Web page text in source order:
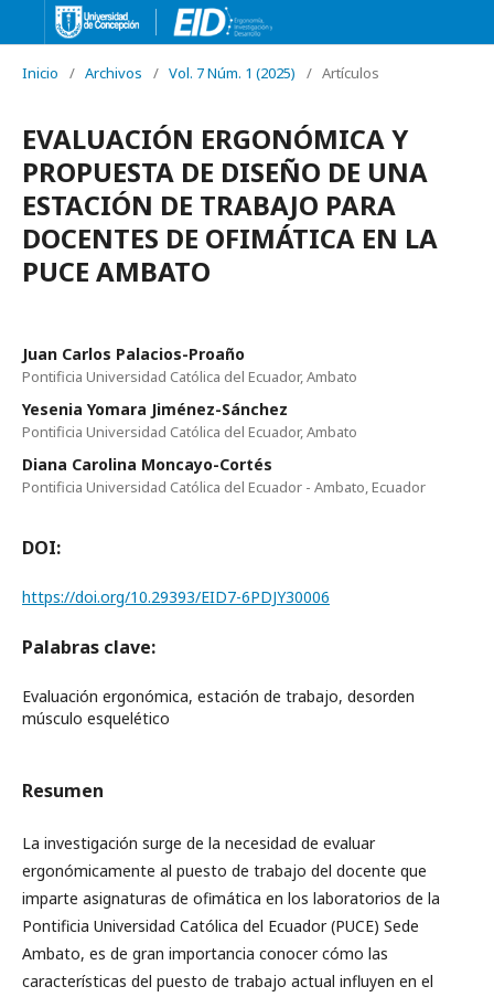
Inicio / Archivos / Vol. 7 Núm. 1 (2025) / Artículos
EVALUACIÓN ERGONÓMICA Y
PROPUESTA DE DISEÑO DE UNA
ESTACIÓN DE TRABAJO PARA
DOCENTES DE OFIMÁTICA EN LA
PUCE AMBATO
Juan Carlos Palacios-Proaño
Pontificia Universidad Católica del Ecuador, Ambato
Yesenia Yomara Jiménez-Sánchez
Pontificia Universidad Católica del Ecuador, Ambato
Diana Carolina Moncayo-Cortés
Pontificia Universidad Católica del Ecuador - Ambato, Ecuador
DOI:
https://doi.org/10.29393/EID7-6PDJY30006
Palabras clave:
Evaluación ergonómica, estación de trabajo, desorden
músculo esquelético
Resumen
La investigación surge de la necesidad de evaluar
ergonómicamente al puesto de trabajo del docente que
imparte asignaturas de ofimática en los laboratorios de la
Pontificia Universidad Católica del Ecuador (PUCE) Sede
Ambato, es de gran importancia conocer cómo las
características del puesto de trabajo actual influyen en el